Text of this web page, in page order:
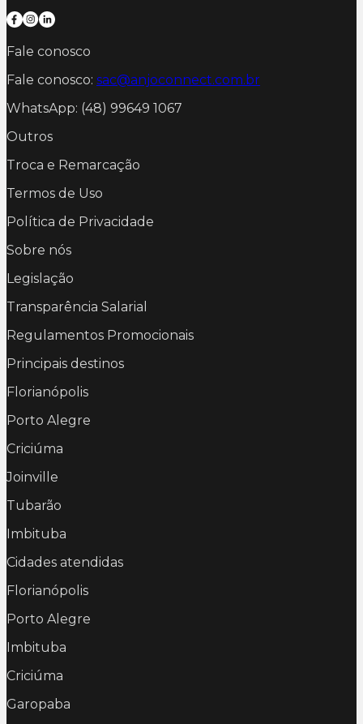
Fale conosco
Fale conosco: sac@anjoconnect.com.br
WhatsApp: (48) 99649 1067
Outros
Troca e Remarcação
Termos de Uso
Política de Privacidade
Sobre nós
Legislação
Transparência Salarial
Regulamentos Promocionais
Principais destinos
Florianópolis
Porto Alegre
Criciúma
Joinville
Tubarão
Imbituba
Cidades atendidas
Florianópolis
Porto Alegre
Imbituba
Criciúma
Garopaba